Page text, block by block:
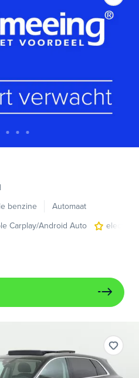
benzine
Automaat
Carplay/Android Auto